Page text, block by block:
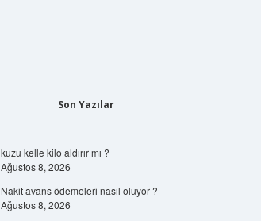
Son Yazılar
kuzu kelle kilo aldırır mı ?
Ağustos 8, 2026
Nakit avans ödemeleri nasıl oluyor ?
Ağustos 8, 2026